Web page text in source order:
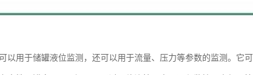
以用于储罐液位监测，还可以用于流量、压力等参数的监测。它